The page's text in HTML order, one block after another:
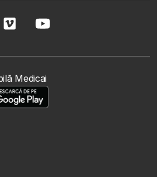
Medicai